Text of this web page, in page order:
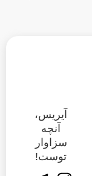
آیریس،
آنچه
سزاوار
توست!